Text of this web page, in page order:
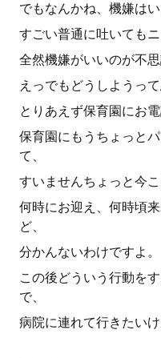
でもなんかね、機嫌はい
すごい普通に吐いても
全然機嫌がいいのが不思
えっでもどうしようって
とりあえず保育園にお
保育園にもうちょっと
て、
すいませんちょっと今
何時にお迎え、何時頃
ど、
分かんないわけですよ。
この後どういう行動を
で、
病院に連れて行きたい